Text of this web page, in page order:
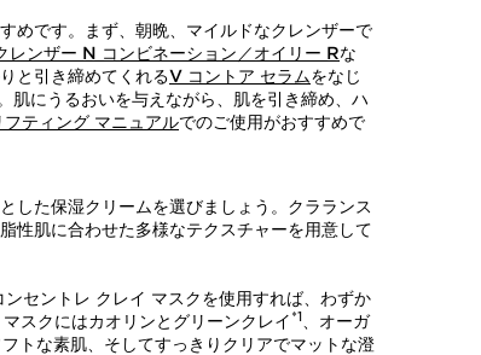
めです。まず、朝晩、マイルドなクレンザーで
レンザー N コンビネーション／オイリー Rな
と引き締めてくれるV コントア セラムをなじ
肌にうるおいを与えながら、肌を引き締め、ハ
フティング マニュアルでのご使用がおすすめで
した保湿クリームを選びましょう。クラランス
性肌に合わせた多様なテクスチャーを用意して
セントレ クレイ マスクを使用すれば、わずか
スクにはカオリンとグリーンクレイ *1
、オーガ
トな素肌、そしてすっきりクリアでマットな澄